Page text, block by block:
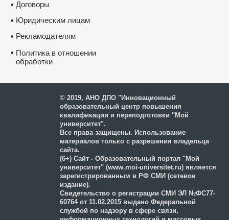
3
Модуль 3.
5
Модуль 5.
Модуль 6. Гражданское
7
Модуль 7.
отношений.
9
Модуль 9.
• Договоры
• Юридическим лицам
• Рекламодателям
• Политика в отношении
обработки
© 2019, АНО ДПО "Инновационный
образовательный центр повышения
квалификации и переподготовки "Мой
университет".
Все права защищены. Использование
материалов только с разрешения владельца
сайта.
(6+) Сайт - Образовательный портал "Мой
университет" (www.moi-universitet.ru) является
зарегистрированным в РФ СМИ (сетевое
издание).
Свидетельство о регистрации СМИ ЭЛ №ФС77-
60764 от 11.02.2015 выдано Федеральной
службой по надзору в сфере связи,